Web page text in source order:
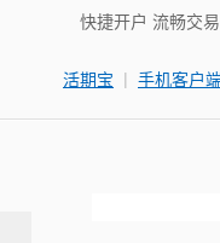
快捷开户 流畅交易
活期宝 | 手机客户